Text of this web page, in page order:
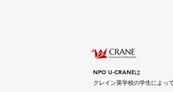
NPO U-CRANEは
クレイン英学校の学生によっ